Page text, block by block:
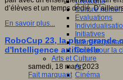
Culture
Evaluations
Initiatives
Outils pour la
Arts et Culture
Art
Cinéma
d’élèves et un temps dédié.
En savoir plus...
RoboCup 23, la plus grande
d'Intelligence artificielle
samedi, 18 mars 2023
Fait marquant